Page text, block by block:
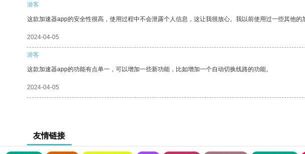
游客
这款加速器app的安全性很高，使用过程中不会泄露个人信息，这让我很放心。我以前使用过一些其他
2024-04-05
游客
这款加速器app的功能有点单一，可以增加一些新功能，比如增加一个自动切换线路的功能。
2024-04-05
友情链接